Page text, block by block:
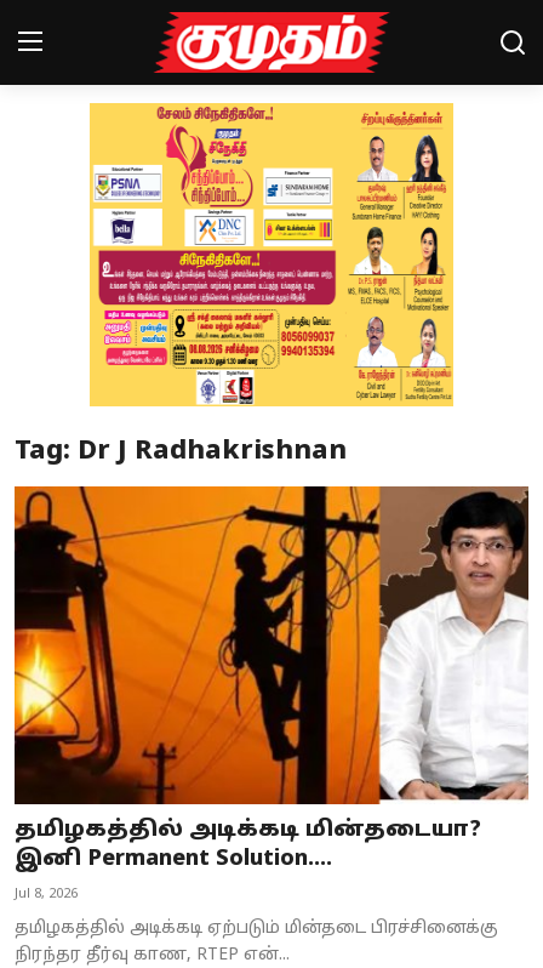
Magazines
Special Story
Business
Crime
Tamilnadu
National
Astrology
Spirituality
Weather
Tag: Dr J Radhakrishnan
தமிழகத்தில் அடிக்கடி மின்தடையா?
இனி Permanent Solution....
Jul 8, 2026
தமிழகத்தில் அடிக்கடி ஏற்படும் மின்தடை பிரச்சினைக்கு
நிரந்தர தீர்வு காண, RTEP என்...